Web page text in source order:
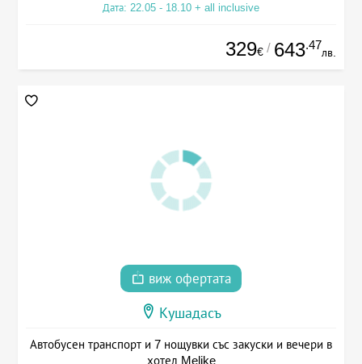
Дата: 22.05 - 18.10 + all inclusive
329€ / 643.47
лв.
виж офертата
Кушадасъ
Автобусен транспорт и 7 нощувки със закуски и вечери в
хотел Melike